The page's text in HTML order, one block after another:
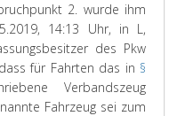
2. wurde ihm
14:13 Uhr, in L,
des Pkw
für Fahrten das in §
Verbandszeug
Fahrzeug sei zum